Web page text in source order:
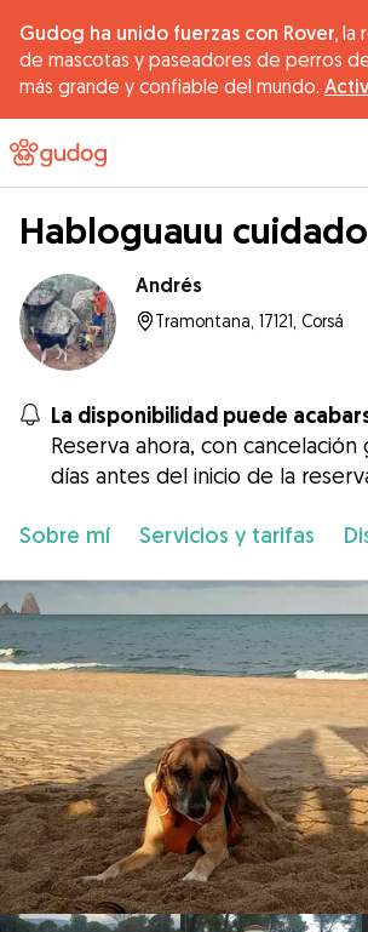
Gudog ha unido fuerzas con Rover, la
de mascotas y paseadores de perros
más grande y confiable del mundo.
Habloguauu
Andrés
Tramontana, 17121, Corsá
La disponibilidad puede
Reserva ahora, con cancelación
días antes del inicio de la
Sobre mí Servicios y tarifas